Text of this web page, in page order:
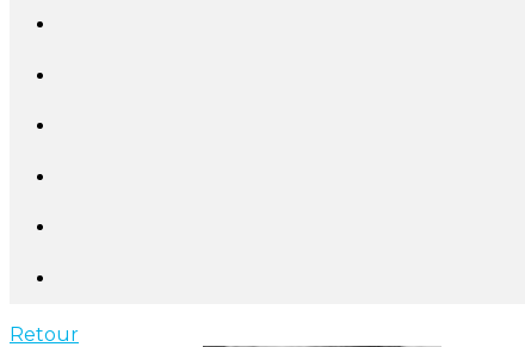
Retour